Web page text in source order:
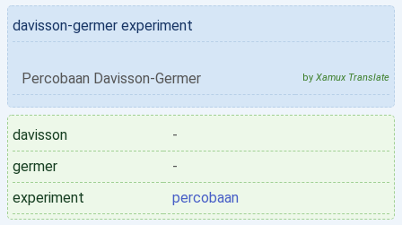
davisson-germer experiment
Percobaan Davisson-Germer by Xamux Translate
davisson
-
germer
-
experiment
percobaan